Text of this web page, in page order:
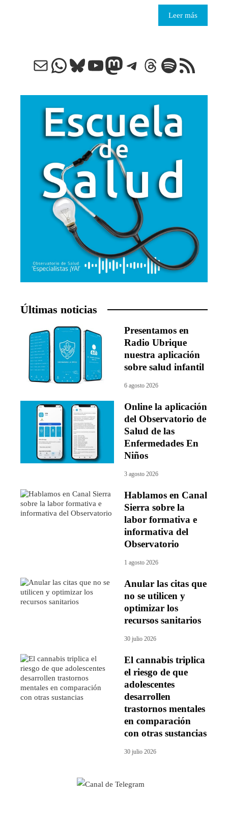
Leer más
Correo electrónico
WhatsApp
Bluesky
YouTube
Mastodon
Telegram
Threads
Spotify
Feed RSS
Últimas noticias
Presentamos en
Radio Ubrique
nuestra aplicación
sobre salud infantil
6 agosto 2026
Online la aplicación
del Observatorio de
Salud de las
Enfermedades En
Niños
3 agosto 2026
Hablamos en Canal
Sierra sobre la
labor formativa e
informativa del
Observatorio
1 agosto 2026
Anular las citas que
no se utilicen y
optimizar los
recursos sanitarios
30 julio 2026
El cannabis triplica
el riesgo de que
adolescentes
desarrollen
trastornos mentales
en comparación
con otras sustancias
30 julio 2026